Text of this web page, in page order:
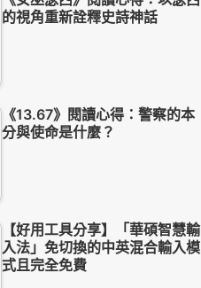
的視角重新詮釋史詩神話
《13.67》閱讀心得：警察的本
分與使命是什麼？
【好用工具分享】「華碩智慧輸
入法」免切換的中英混合輸入模
式且完全免費